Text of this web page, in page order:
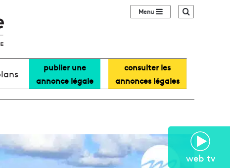
web tv
Sidebar (barre
publier une
annonce légale
consulter les
annonces légales